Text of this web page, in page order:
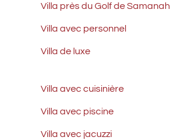
Villa près du Golf de Samanah
Villa avec personnel
Villa de luxe
Villa avec cuisinière
Villa avec piscine
Villa avec jacuzzi